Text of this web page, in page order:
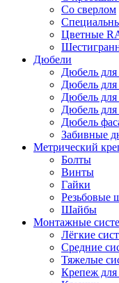
Со сверлом
Цветные
Дюбели
Дюбель для
Дюбель для
Дюбель для
Дюбель для
Дюбель
Забивные
Метрический
Болты
Винты
Гайки
Резьбовые
Шайбы
Монтажные
Лёгкие
Средние
Тяжелые
Крепеж для